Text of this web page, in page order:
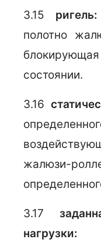
3.15
полотно
состоянии.
3.16
жалюзи-
3.17
нагрузки: